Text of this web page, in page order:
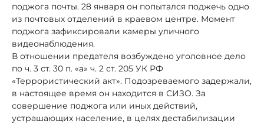
поджога почты. 28 января он попытался поджечь одно
из почтовых отделений в краевом центре. Момент
поджога зафиксировали камеры уличного
видеонаблюдения.
В отношении предателя возбуждено уголовное дело
по ч. 3 ст. 30 п. «а» ч. 2 ст. 205 УК РФ
«Террористический акт». Подозреваемого задержали,
в настоящее время он находится в СИЗО. За
совершение поджога или иных действий,
устрашающих население, в целях дестабилизации